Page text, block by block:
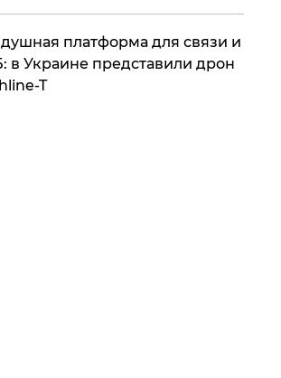
платформа для связи и
в Украине представили дрон
T